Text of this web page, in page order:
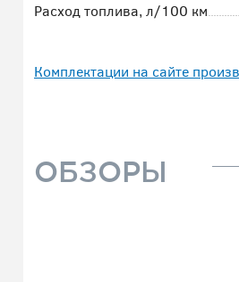
Расход топлива, л/100 км
Комплектации на сайте
ОБЗОРЫ